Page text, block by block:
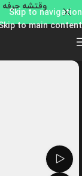
Skip to navigation
to main content
وقتشه حرفه
تماشای ویدئو